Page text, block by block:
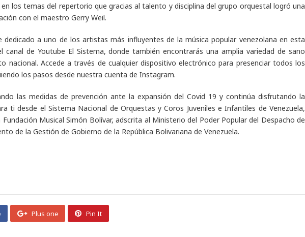
los temas del repertorio que gracias al talento y disciplina del grupo orquestal logró una
con el maestro Gerry Weil.
a uno de los artistas más influyentes de la música popular venezolana en esta
canal de Youtube El Sistema,donde también encontrarás una amplia variedad de sano
nacional. Accede a través de cualquier dispositivo electrónico para presenciar todos los
los pasos desde nuestra cuenta de Instagram.
las medidas de prevención ante la expansión del Covid 19 y continúa disfrutando la
ti desde el Sistema Nacional de Orquestas y Coros Juveniles e Infantiles de Venezuela,
Musical Simón Bolívar, adscrita al Ministerio del Poder Popular del Despacho de
de la Gestión de Gobierno de la República Bolivariana de Venezuela.
Plus one Pin It